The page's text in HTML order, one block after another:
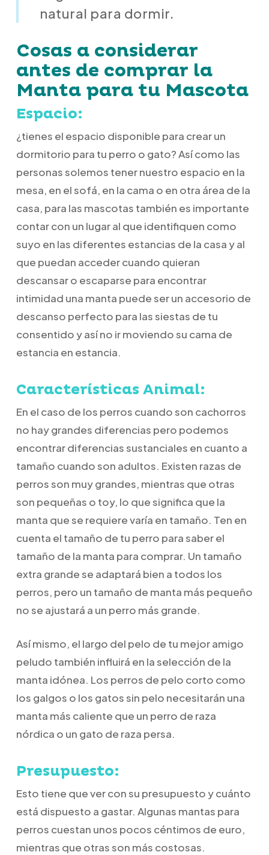
natural para dormir.
Cosas a considerar
antes de comprar la
Manta para tu Mascota
Espacio:
¿tienes el espacio disponible para crear un
dormitorio para tu perro o gato? Así como las
personas solemos tener nuestro espacio en la
mesa, en el sofá, en la cama o en otra área de la
casa, para las mascotas también es importante
contar con un lugar al que identifiquen como
suyo en las diferentes estancias de la casa y al
que puedan acceder cuando quieran
descansar o escaparse para encontrar
intimidad una manta puede ser un accesorio de
descanso perfecto para las siestas de tu
consentido y así no ir moviendo su cama de
estancia en estancia.
Características Animal:
En el caso de los perros cuando son cachorros
no hay grandes diferencias pero podemos
encontrar diferencias sustanciales en cuanto a
tamaño cuando son adultos. Existen razas de
perros son muy grandes, mientras que otras
son pequeñas o toy, lo que significa que la
manta que se requiere varía en tamaño. Ten en
cuenta el tamaño de tu perro para saber el
tamaño de la manta para comprar. Un tamaño
extra grande se adaptará bien a todos los
perros, pero un tamaño de manta más pequeño
no se ajustará a un perro más grande.
Así mismo, el largo del pelo de tu mejor amigo
peludo también influirá en la selección de la
manta idónea. Los perros de pelo corto como
los galgos o los gatos sin pelo necesitarán una
manta más caliente que un perro de raza
nórdica o un gato de raza persa.
Presupuesto:
Esto tiene que ver con su presupuesto y cuánto
está dispuesto a gastar. Algunas mantas para
perros cuestan unos pocos céntimos de euro,
mientras que otras son más costosas.